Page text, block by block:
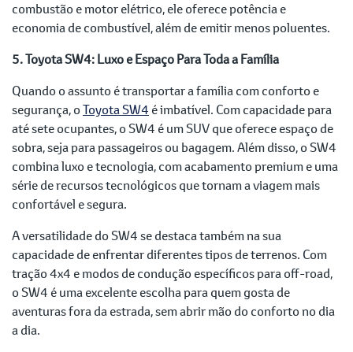
combustão e motor elétrico, ele oferece potência e
economia de combustível, além de emitir menos poluentes.
5. Toyota SW4: Luxo e Espaço Para Toda a Família
Quando o assunto é transportar a família com conforto e
segurança, oToyota SW4 é imbatível. Com capacidade para
até sete ocupantes, o SW4 é um SUV que oferece espaço de
sobra, seja para passageiros ou bagagem. Além disso, o SW4
combina luxo e tecnologia, com acabamento premium e uma
série de recursos tecnológicos que tornam a viagem mais
confortável e segura.
A versatilidade do SW4 se destaca também na sua
capacidade de enfrentar diferentes tipos de terrenos. Com
tração 4x4 e modos de condução específicos para off-road,
o SW4 é uma excelente escolha para quem gosta de
aventuras fora da estrada, sem abrir mão do conforto no dia
a dia.